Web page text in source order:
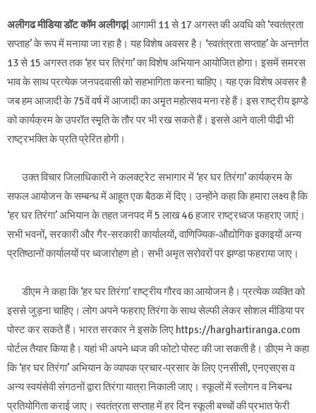
अलीगढ मीडिया डॉट कॉम अलीगढ़| आगामी 11 से 17 अगस्त की अवधि को ‘स्वतंत्रता
सप्ताह’ के रूप में मनाया जा रहा है। यह विशेष अवसर है। ‘स्वतंत्रता सप्ताह’ के अन्तर्गत
13 से 15 अगस्त तक ‘हर घर तिरंगा’ का विशेष अभियान आयोजित होगा। इसमें समरस
भाव के साथ प्रत्येक जनपदवासी को सहभागिता करना चाहिए। यह एक विशेष अवसर है
जब हम आजादी के 75वें वर्ष में आजादी का अमृृत महोत्सव मना रहे हैं। इस राष्ट्रीय झण्डे
को कार्यक्रम के उपरॉत स्मृृति के तौर पर भी रख सकते हैं। इससे आने वाली पीढी भी
राष्ट्रभक्ति के प्रति प्रेरित होगी।
उक्त विचार जिलाधिकारी ने कलक्ट्रेट सभागार में ‘हर घर तिरंगा’ कार्यक्रम के
सफल आयोजन के सम्बन्ध में आहूत एक बैठक में दिए। उन्होंने कहा कि हमारा लक्ष्य है कि
‘हर घर तिरंगा’ अभियान के तहत जनपद में 5 लाख 46 हजार राष्ट्रध्वज फहराए जाएं।
सभी भवनों, सरकारी और गैर-सरकारी कार्यालयों, वाणिज्यिक-औद्योगिक इकाइयों अन्य
प्रतिष्ठानों कार्यालयों पर ध्वजारोहण हो। सभी अमृत सरोवरों पर झण्डा फहराया जाए।
डीएम ने कहा कि ‘हर घर तिरंगा’ राष्ट्रीय गौरव का आयोजन है। प्रत्येक व्यक्ति को
इससे जुड़ना चाहिए। लोग अपने फहराए तिरंगा के साथ सेल्फी लेकर सोशल मीडिया पर
पोस्ट कर सकते हैं। भारत सरकार ने इसके लिए https://harghartiranga.com
पोर्टल तैयार किया है। यहां भी अपने ध्वज की फोटो पोस्ट की जा सकती है। डीएम ने कहा
कि ‘हर घर तिरंगा’ अभियान के व्यापक प्रचार-प्रसार के लिए एनसीसी, एनएसएस व
अन्य स्वयंसेवी संगठनों द्वारा तिरंगा यात्रा निकाली जाए। स्कूलों में स्लोगन व निबन्ध
प्रतियोगिता कराई जाए। स्वतंत्रता सप्ताह में हर दिन स्कूली बच्चों की प्रभात फेरी